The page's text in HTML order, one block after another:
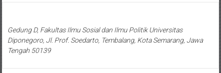
Gedung D, Fakultas Ilmu Sosial dan Ilmu Politik Universitas
Diponegoro, Jl. Prof. Soedarto, Tembalang, Kota Semarang, Jawa
Tengah 50139